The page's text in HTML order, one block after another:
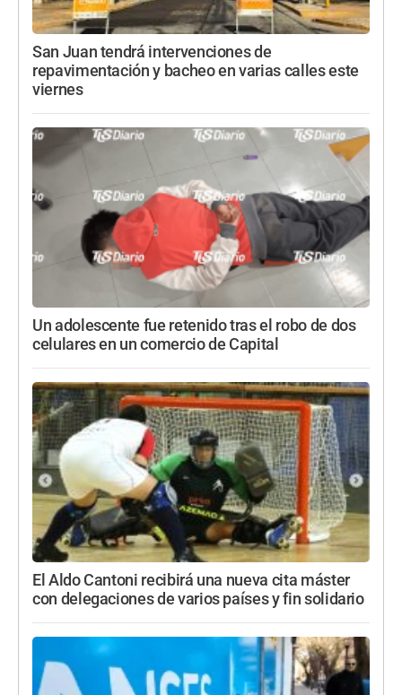
San Juan tendrá intervenciones de
repavimentación y bacheo en varias calles este
viernes
Un adolescente fue retenido tras el robo de dos
celulares en un comercio de Capital
El Aldo Cantoni recibirá una nueva cita máster
con delegaciones de varios países y fin solidario